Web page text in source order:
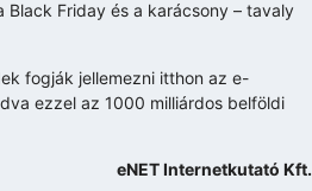
Friday és a karácsony – tavaly
fogják jellemezni itthon az e-
ezzel az 1000 milliárdos belföldi
eNET Internetkutató Kft.